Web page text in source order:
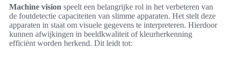
Machine vision speelt een belangrijke rol in het verbeteren van
de foutdetectie capaciteiten van slimme apparaten. Het stelt deze
apparaten in staat om visuele gegevens te interpreteren. Hierdoor
kunnen afwijkingen in beeldkwaliteit of kleurherkenning
efficiënt worden herkend. Dit leidt tot: